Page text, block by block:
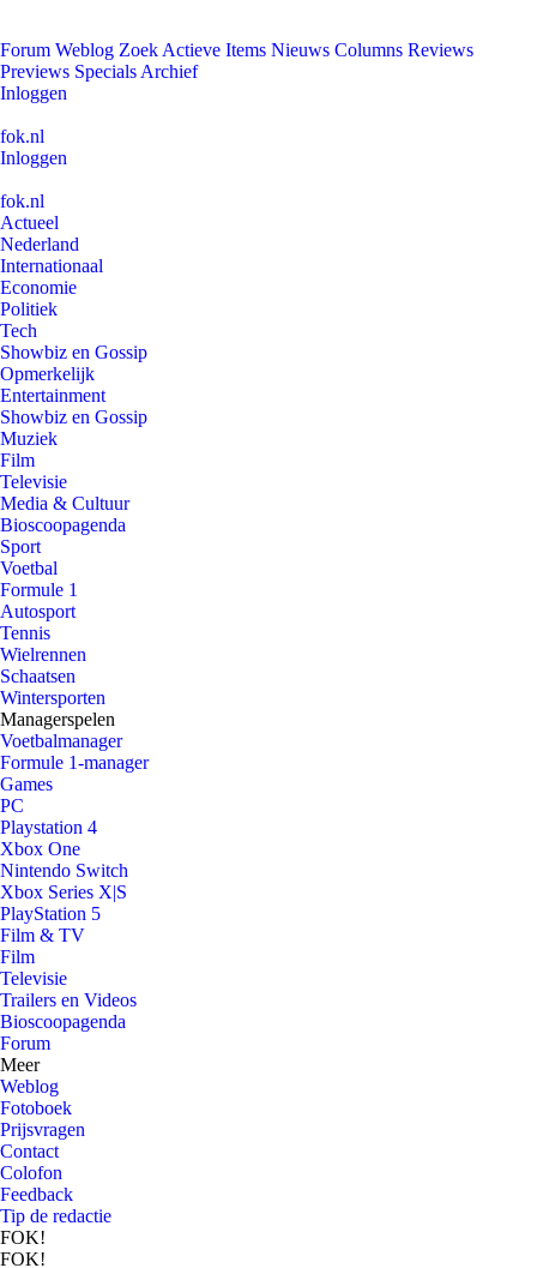
Forum Weblog Zoek Actieve Items Nieuws Columns Reviews
Previews Specials Archief
Inloggen
fok.nl
Inloggen
fok.nl
Actueel
Nederland
Internationaal
Economie
Politiek
Tech
Showbiz en Gossip
Opmerkelijk
Entertainment
Showbiz en Gossip
Muziek
Film
Televisie
Media & Cultuur
Bioscoopagenda
Sport
Voetbal
Formule 1
Autosport
Tennis
Wielrennen
Schaatsen
Wintersporten
Managerspelen
Voetbalmanager
Formule 1-manager
Games
PC
Playstation 4
Xbox One
Nintendo Switch
Xbox Series X|S
PlayStation 5
Film & TV
Film
Televisie
Trailers en Videos
Bioscoopagenda
Forum
Meer
Weblog
Fotoboek
Prijsvragen
Contact
Colofon
Feedback
Tip de redactie
FOK!
FOK!